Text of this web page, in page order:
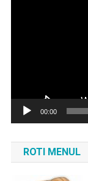
00:00
ROTI MENUL